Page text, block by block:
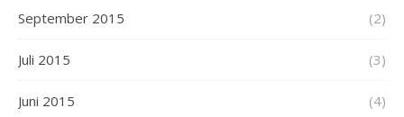
September 2015 (2)
Juli 2015 (3)
Juni 2015 (4)